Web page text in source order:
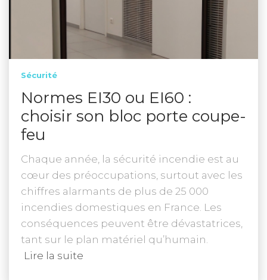
Sécurité
Normes EI30 ou EI60 :
choisir son bloc porte coupe-
feu
Chaque année, la sécurité incendie est au
cœur des préoccupations, surtout avec les
chiffres alarmants de plus de 25 000
incendies domestiques en France. Les
conséquences peuvent être dévastatrices,
tant sur le plan matériel qu’humain.
Lire la suite